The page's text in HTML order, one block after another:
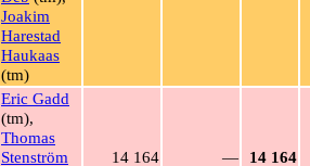
Joakim
Harestad
Haukaas
(tm)
Eric Gadd
(tm),
Thomas
Stenström
14 164 — 14 164